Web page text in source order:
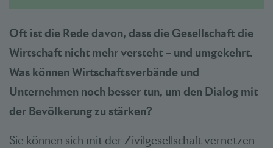
Oft ist die Rede davon, dass die Gesellschaft die
Wirtschaft nicht mehr versteht – und umgekehrt.
Was können Wirtschaftsverbände und
Unternehmen noch besser tun, um den Dialog mit
der Bevölkerung zu stärken?
Sie können sich mit der Zivilgesellschaft vernetzen